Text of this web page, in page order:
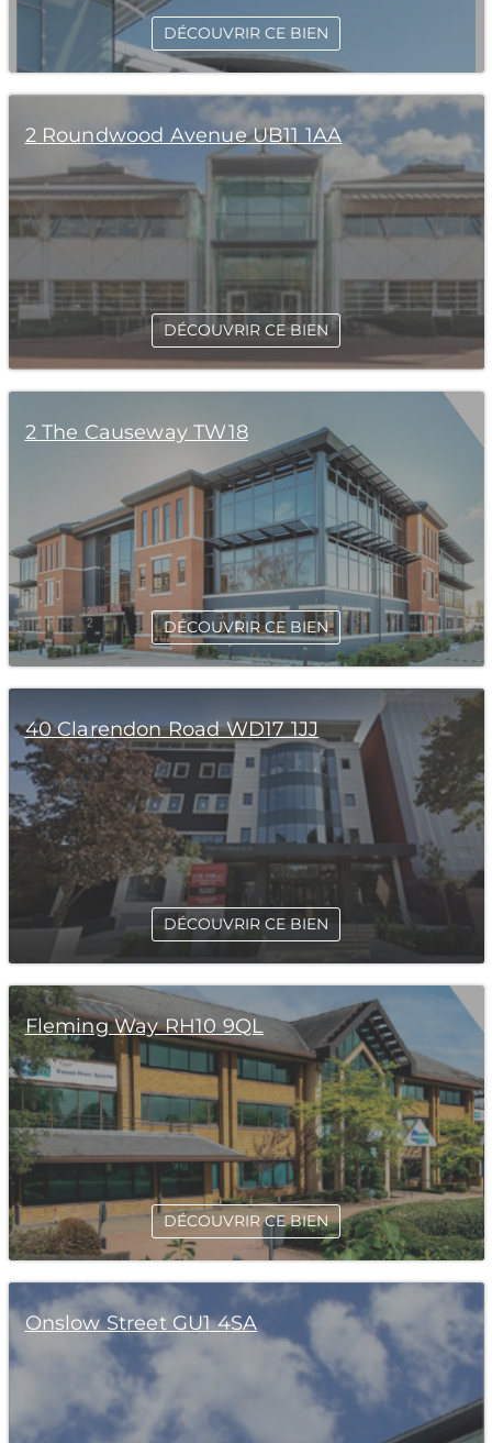
DÉCOUVRIR CE BIEN
2 Roundwood Avenue UB11 1AA
DÉCOUVRIR CE BIEN
2 The Causeway TW18
DÉCOUVRIR CE BIEN
40 Clarendon Road WD17 1JJ
DÉCOUVRIR CE BIEN
Fleming Way RH10 9QL
DÉCOUVRIR CE BIEN
Onslow Street GU1 4SA